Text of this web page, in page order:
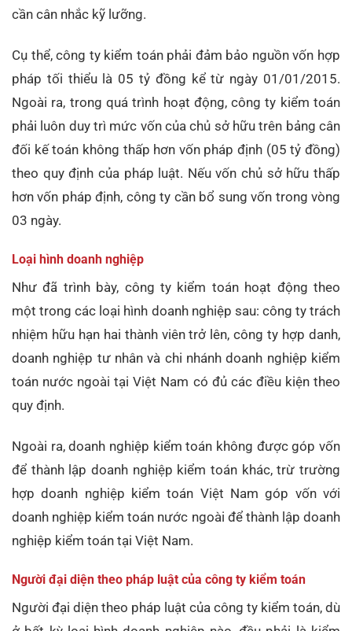
cần cân nhắc kỹ lưỡng.
Cụ thể, công ty kiểm toán phải đảm bảo nguồn vốn hợp
pháp tối thiểu là 05 tỷ đồng kể từ ngày 01/01/2015.
Ngoài ra, trong quá trình hoạt động, công ty kiểm toán
phải luôn duy trì mức vốn của chủ sở hữu trên bảng cân
đối kế toán không thấp hơn vốn pháp định (05 tỷ đồng)
theo quy định của pháp luật. Nếu vốn chủ sở hữu thấp
hơn vốn pháp định, công ty cần bổ sung vốn trong vòng
03 ngày.
Loại hình doanh nghiệp
Như đã trình bày, công ty kiểm toán hoạt động theo
một trong các loại hình doanh nghiệp sau: công ty trách
nhiệm hữu hạn hai thành viên trở lên, công ty hợp danh,
doanh nghiệp tư nhân và chi nhánh doanh nghiệp kiểm
toán nước ngoài tại Việt Nam có đủ các điều kiện theo
quy định.
Ngoài ra, doanh nghiệp kiểm toán không được góp vốn
để thành lập doanh nghiệp kiểm toán khác, trừ trường
hợp doanh nghiệp kiểm toán Việt Nam góp vốn với
doanh nghiệp kiểm toán nước ngoài để thành lập doanh
nghiệp kiểm toán tại Việt Nam.
Người đại diện theo pháp luật của công ty kiểm toán
Người đại diện theo pháp luật của công ty kiểm toán, dù